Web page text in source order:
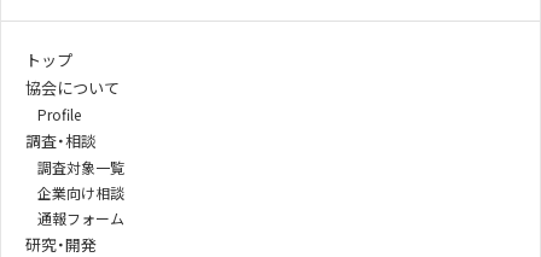
トップ
協会について
Profile
調査・相談
調査対象一覧
企業向け相談
通報フォーム
研究・開発